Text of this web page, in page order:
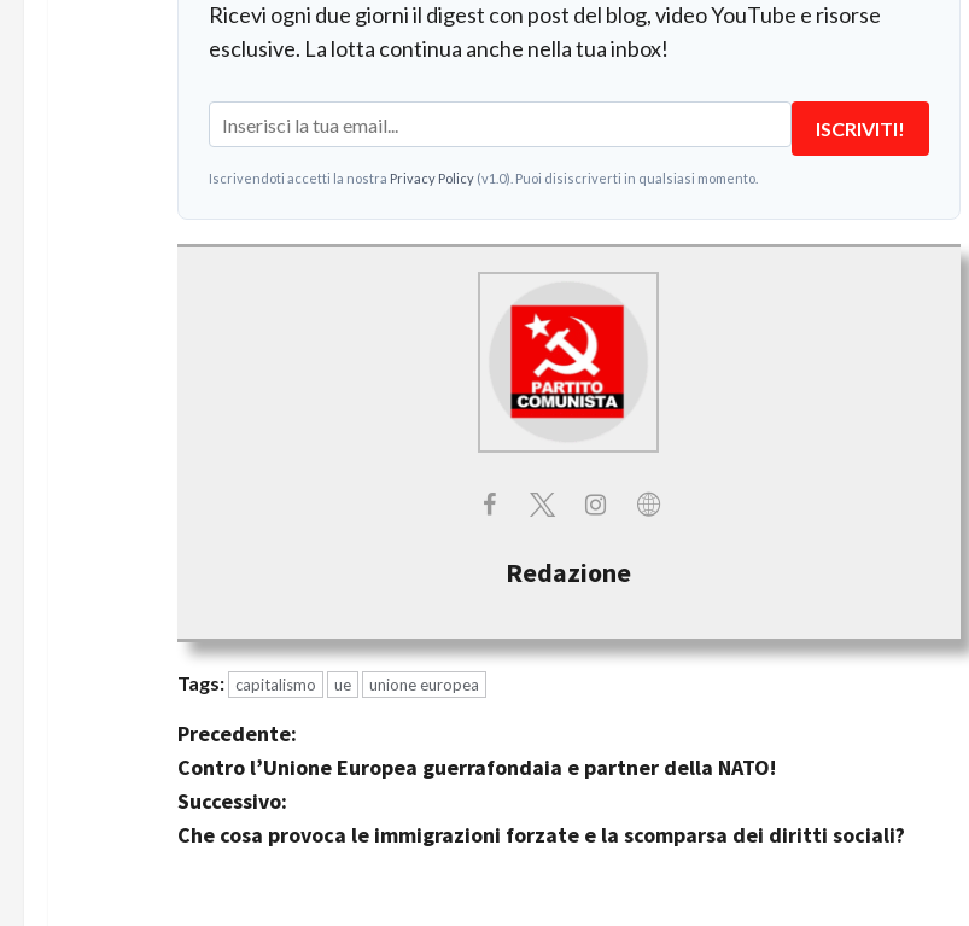
Ricevi ogni due giorni il digest con post del blog, video YouTube e risorse
esclusive. La lotta continua anche nella tua inbox!
ISCRIVITI!
Iscrivendoti accetti la nostra Privacy Policy(v1.0). Puoi disiscriverti in qualsiasi momento.
Redazione
Tags: capitalismo ue unione europea
Precedente:
Contro l’Unione Europea guerrafondaia e partner della NATO!
Successivo:
Che cosa provoca le immigrazioni forzate e la scomparsa dei diritti sociali?